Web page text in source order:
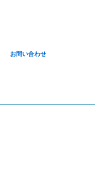
お問い合わせ